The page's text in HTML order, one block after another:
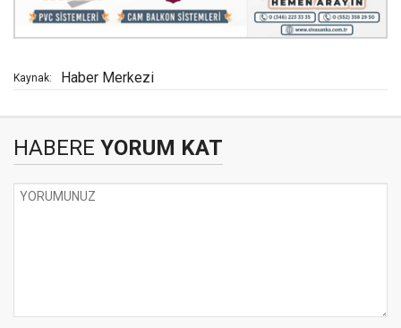
Kaynak: Haber Merkezi
HABERE YORUM KAT